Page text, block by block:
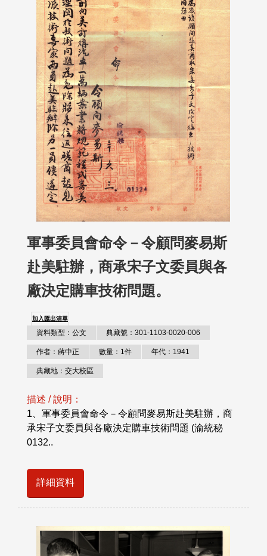
軍事委員會命令－令顧問麥易斯
赴美駐辦，商承宋子文委員與各
廠決定購車技術問題。
加入匯出清單
資料類型：公文 典藏號：301-1103-0020-006
作者：蔣中正 數量：1件 年代：1941
典藏地：交大校區
描述 / 說明：
1、軍事委員會命令－令顧問麥易斯赴美駐辦，商
承宋子文委員與各廠決定購車技術問題 (渝統秘
0132..
詳細資料